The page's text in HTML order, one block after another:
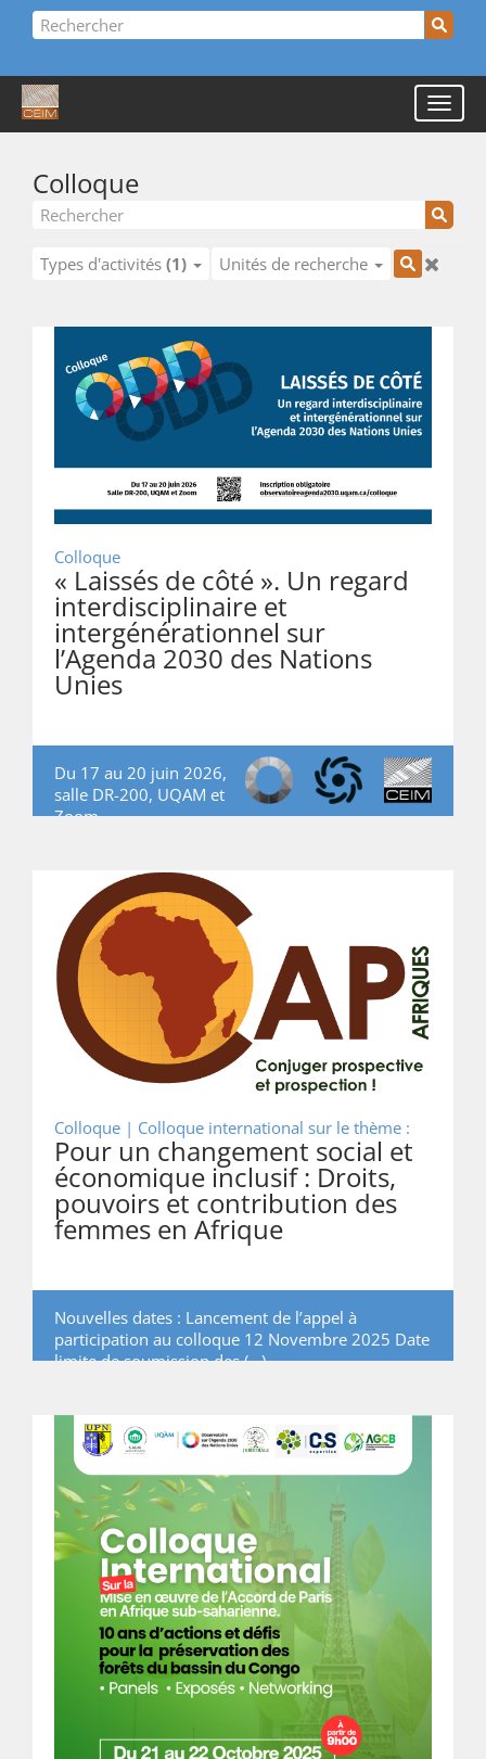
Colloque
Types d'activités (1) Unités de recherche
Colloque
« Laissés de côté ». Un regard
interdisciplinaire et
intergénérationnel sur
l’Agenda 2030 des Nations
Unies
Du 17 au 20 juin 2026,
salle DR-200, UQAM et
Zoom
Colloque | Colloque international sur le thème :
Pour un changement social et
économique inclusif : Droits,
pouvoirs et contribution des
femmes en Afrique
Nouvelles dates : Lancement de l’appel à
participation au colloque 12 Novembre 2025 Date
limite de soumission des (…)